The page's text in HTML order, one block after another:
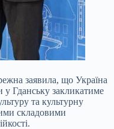
заявила, що Україна
у Гданську закликатиме
та культурну
складовими